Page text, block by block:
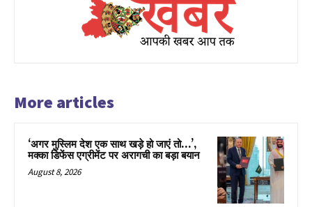
More articles
‘अगर मुस्लिम देश एक साथ खड़े हो जाएं तो…’,
मक्का डिफेंस एग्रीमेंट पर अरागची का बड़ा बयान
August 8, 2026